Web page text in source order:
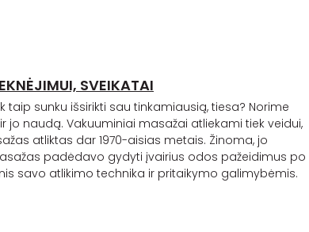
SVEIKATAI
sunku išsirikti sau tinkamiausią, tiesa? Norime
naudą. Vakuuminiai masažai atliekami tiek veidui,
atliktas dar 1970-aisias metais. Žinoma, jo
padėdavo gydyti įvairius odos pažeidimus po
savo atlikimo technika ir pritaikymo galimybėmis.